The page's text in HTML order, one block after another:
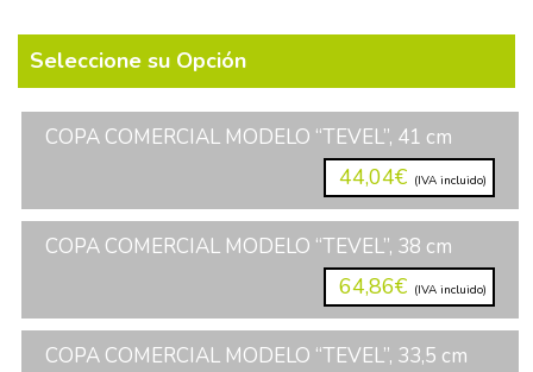
Seleccione su Opción
COPA COMERCIAL MODELO “TEVEL”, 41 cm
44,04€ (IVA incluido)
COPA COMERCIAL MODELO “TEVEL”, 38 cm
64,86€ (IVA incluido)
COPA COMERCIAL MODELO “TEVEL”, 33,5 cm